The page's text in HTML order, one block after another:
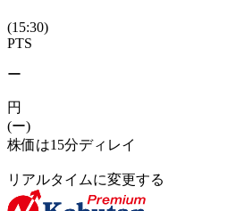
(15:30)
PTS
ー
円
(ー)
株価は15分ディレイ
リアルタイムに変更する